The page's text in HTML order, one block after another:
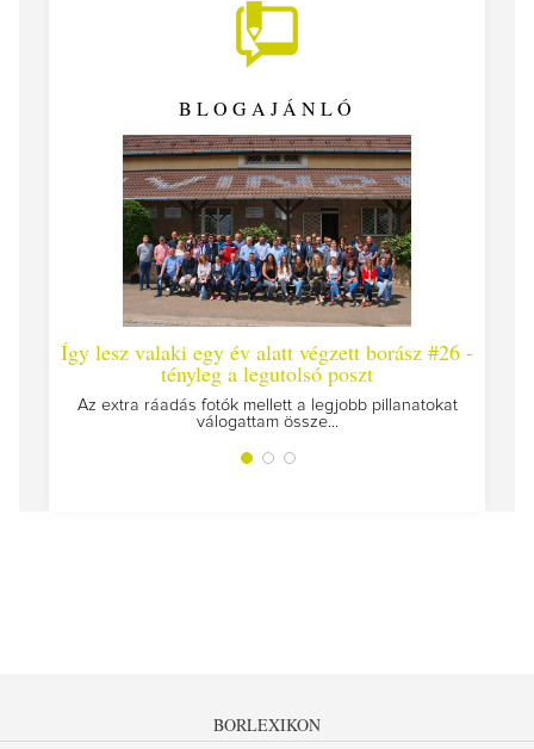
BLOGAJÁNLÓ
valaki egy év alatt végzett borász #26 -
tényleg a legutolsó poszt
ráadás fotók mellett a legjobb pillanatokat
válogattam össze...
Így lesz valaki
BORLEXIKON